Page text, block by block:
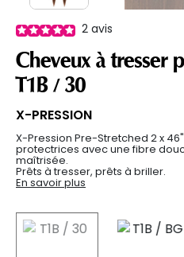
2 avis
Cheveux à tresser
T1B / 30
X-PRESSION
X-Pression Pre-Stretched 2 x
protectrices avec une fibre
maîtrisée.
Prêts à tresser, prêts à briller.
En savoir plus